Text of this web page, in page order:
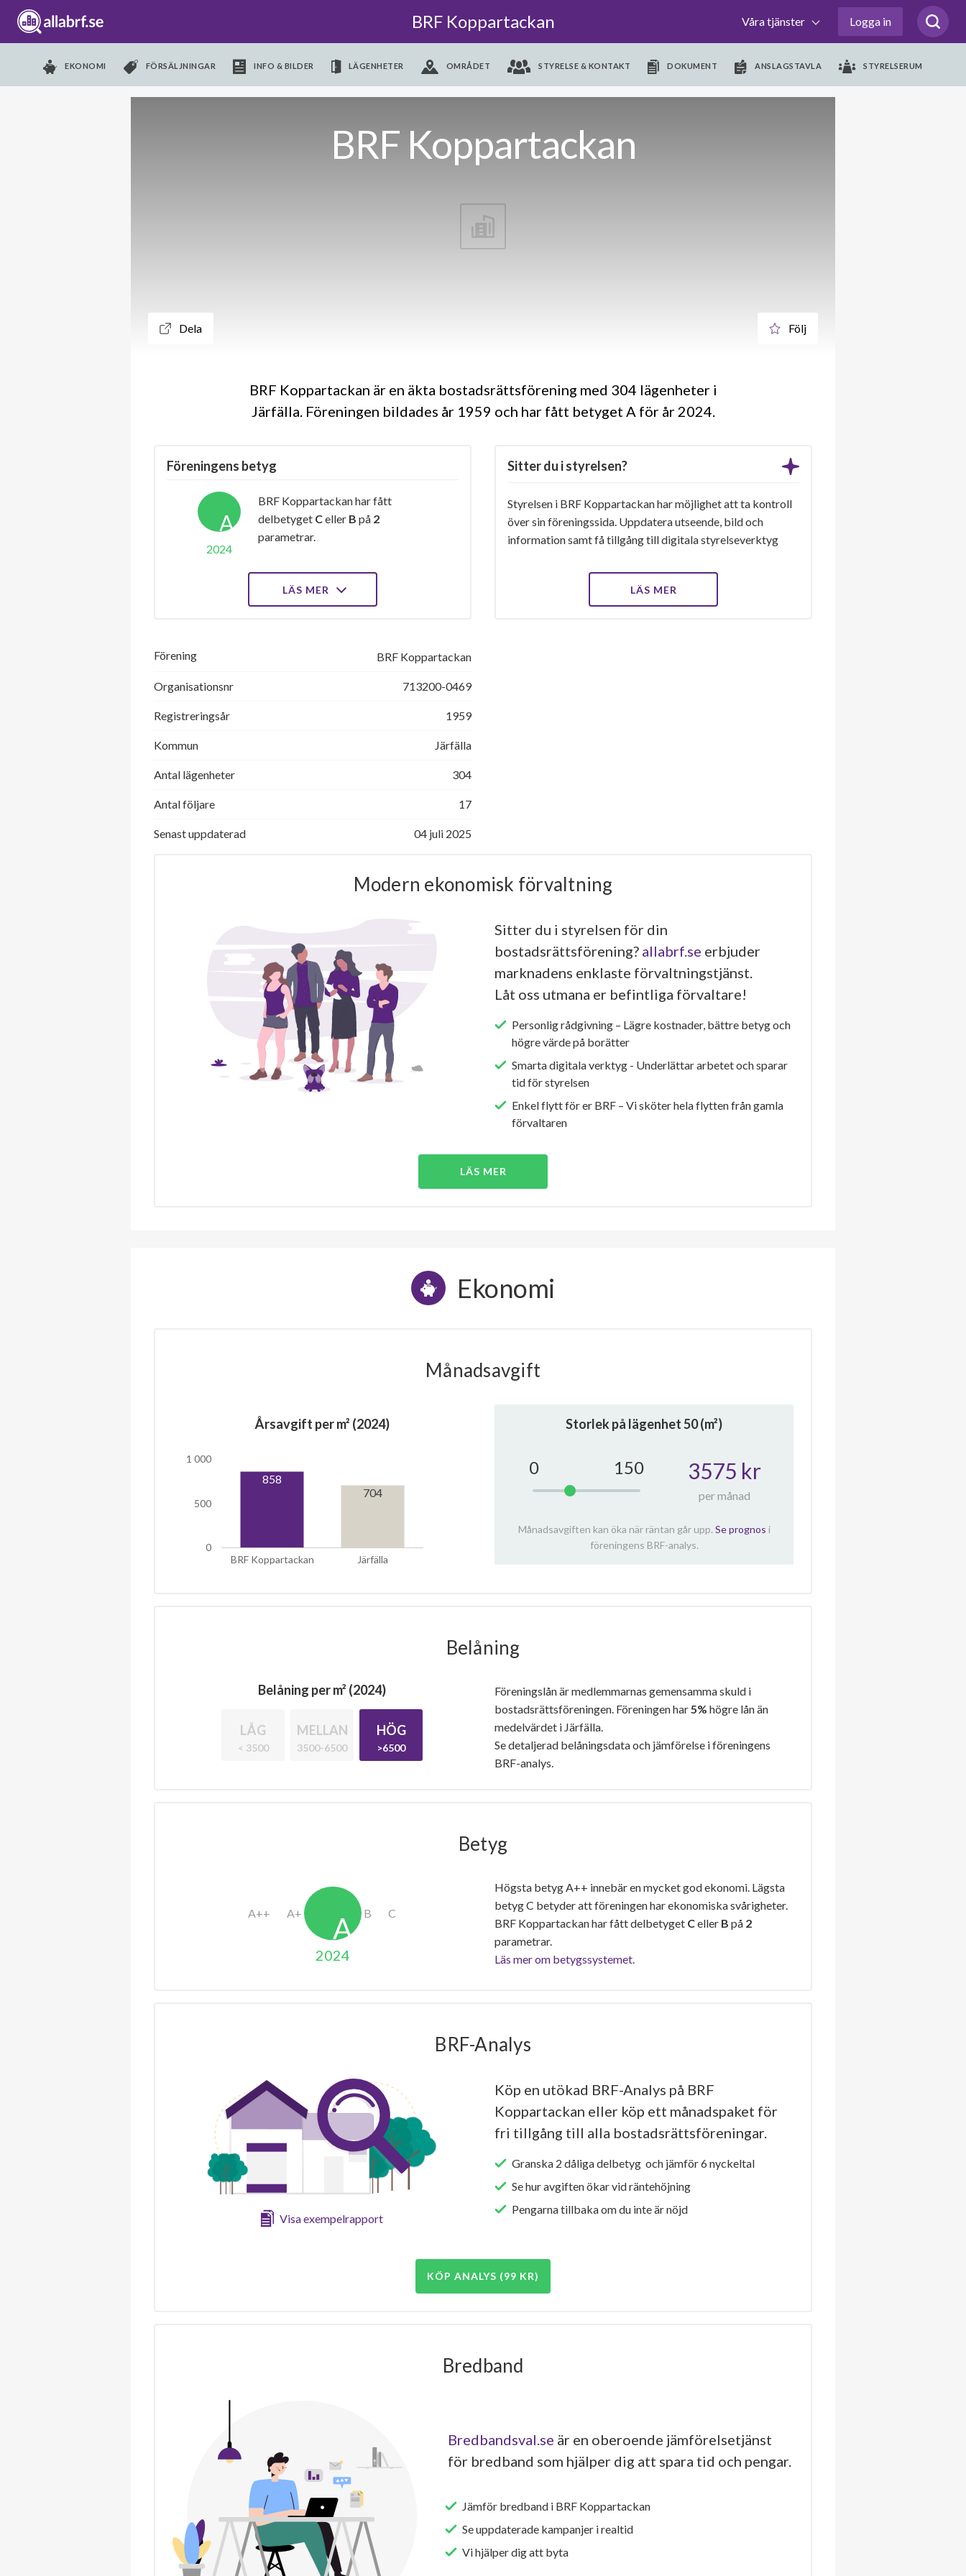
BRF Koppartackan Våra tjänster Logga in
EKONOMI FÖRSÄLJNINGAR INFO & BILDER LÄGENHETER OMRÅDET STYRELSE & KONTAKT DOKUMENT ANSLAGSTAVLA STYRELSERUM
BRF Koppartackan
Dela Följ
BRF Koppartackan är en äkta bostadsrättsförening med 304 lägenheter i
Järfälla. Föreningen bildades år 1959 och har fått betyget A för år 2024
Föreningens betyg
A
2024
BRF Koppartackan har fått
delbetyget Celler B på 2
parametrar.
LÄS MER
Sitter du i styrelsen?
Styrelsen i BRF Koppartackan har möjlighet att ta kontroll
över sin föreningssida. Uppdatera utseende, bild och
information samt få tillgång till digitala styrelseverktyg
LÄS MER
Förening BRF Koppartackan
Organisationsnr 713200-0469
Registreringsår 1959
Kommun Järfälla
Antal lägenheter 304
Antal följare 17
Senast uppdaterad 04 juli 2025
Modern ekonomisk förvaltning
Sitter du i styrelsen för din
bostadsrättsförening? allabrf.se erbjuder
marknadens enklaste förvaltningstjänst.
Låt oss utmana er befintliga förvaltare!
Personlig rådgivning – Lägre kostnader, bättre betyg och
högre värde på borätter
Smarta digitala verktyg - Underlättar arbetet och sparar
tid för styrelsen
Enkel flytt för er BRF – Vi sköter hela flytten från gamla
förvaltaren
LÄS MER
Ekonomi
Månadsavgift
Årsavgift per m² (2024)
BRF Koppartackan Järfälla
0
500
1 000
858
704
Storlek på lägenhet50(m²)
0 150 3575 kr
per månad
Månadsavgiften kan öka när räntan går upp. Se prognos i
föreningens BRF-analys.
Belåning
Belåning per m² (2024)
LÅG
< 3500
MELLAN
3500-6500
HÖG
>6500
Föreningslån är medlemmarnas gemensamma skuld i
bostadsrättsföreningen. Föreningen har5% högre lån än
medelvärdet i Järfälla.
Se detaljerad belåningsdata och jämförelse i föreningens
BRF-analys.
Betyg
2024
Högsta betyg A++ innebär en mycket god ekonomi. Lägsta
betyg C betyder att föreningen har ekonomiska svårigheter.
BRF Koppartackan har fått delbetyget Celler B på 2
parametrar.
Läs mer om betygssystemet.
BRF-Analys
Visa exempelrapport
Köp en utökad BRF-Analys på BRF
Koppartackan eller köp ett månadspaket för
fri tillgång till alla bostadsrättsföreningar.
Granska 2 dåliga delbetyg och jämför 6 nyckeltal
Se hur avgiften ökar vid räntehöjning
Pengarna tillbaka om du inte är nöjd
KÖP ANALYS (99 KR)
Bredband
Bredbandsval.se är en oberoende jämförelsetjänst
för bredband som hjälper dig att spara tid och pengar.
Jämför bredband i BRF Koppartackan
Se uppdaterade kampanjer i realtid
Vi hjälper dig att byta